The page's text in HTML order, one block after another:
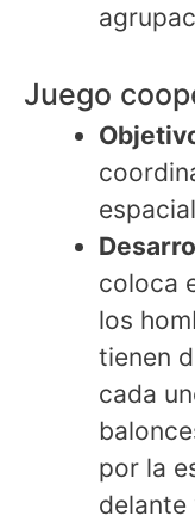
Juego
coloca
los
tienen
cada
por la
delante